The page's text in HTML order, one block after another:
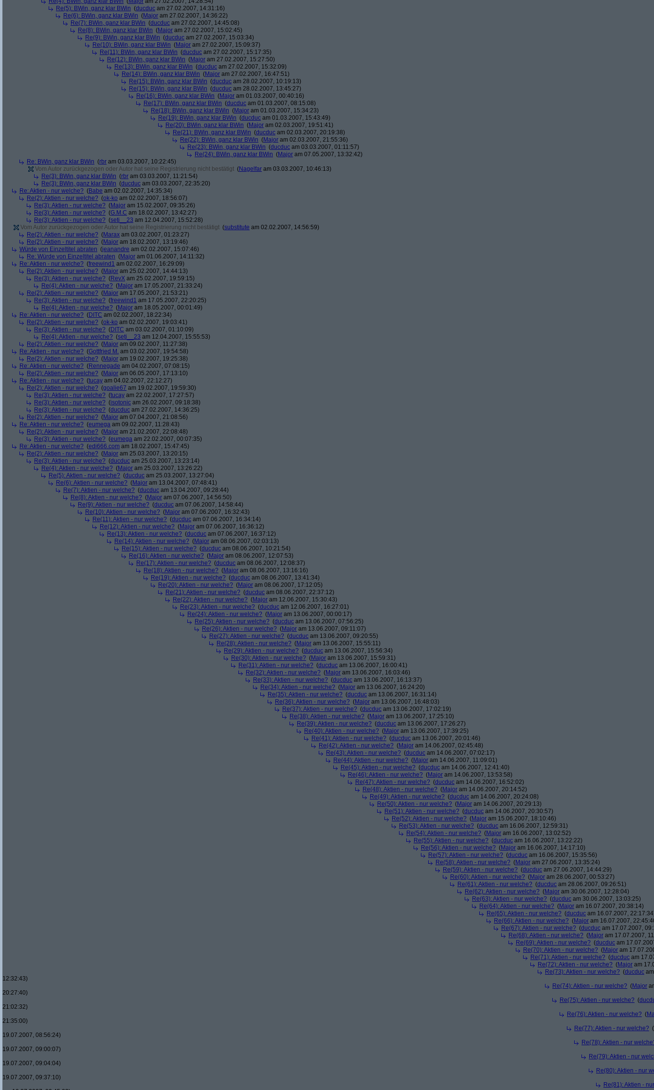
Re(5): BWin, ganz klar BWin (ducduc am 27.02.2007, 14:31:16)
Re(6): BWin, ganz klar BWin (Major am 27.02.2007, 14:36:22)
Re(7): BWin, ganz klar BWin (ducduc am 27.02.2007, 14:45:08)
Re(8): BWin, ganz klar BWin (Major am 27.02.2007, 15:02:45)
Re(9): BWin, ganz klar BWin (ducduc am 27.02.2007, 15:03:34)
Re(10): BWin, ganz klar BWin (Major am 27.02.2007, 15:09:37)
Re(11): BWin, ganz klar BWin (ducduc am 27.02.2007, 15:17:35)
Re(12): BWin, ganz klar BWin (Major am 27.02.2007, 15:27:50)
Re(13): BWin, ganz klar BWin (ducduc am 27.02.2007, 15:32:09)
Re(14): BWin, ganz klar BWin (Major am 27.02.2007, 16:47:51)
Re(15): BWin, ganz klar BWin (ducduc am 28.02.2007, 10:19:13)
Re(15): BWin, ganz klar BWin (ducduc am 28.02.2007, 13:45:27)
Re(16): BWin, ganz klar BWin (Major am 01.03.2007, 00:40:16)
Re(17): BWin, ganz klar BWin (ducduc am 01.03.2007, 08:15:08)
Re(18): BWin, ganz klar BWin (Major am 01.03.2007, 15:34:23)
Re(19): BWin, ganz klar BWin (ducduc am 01.03.2007, 15:43:49)
Re(20): BWin, ganz klar BWin (Major am 02.03.2007, 19:51:41)
Re(21): BWin, ganz klar BWin (ducduc am 02.03.2007, 20:19:38)
Re(22): BWin, ganz klar BWin (Major am 02.03.2007, 21:55:36)
Re(23): BWin, ganz klar BWin (ducduc am 03.03.2007, 01:11:57)
Re(24): BWin, ganz klar BWin (Major am 07.05.2007, 13:32:42)
Re: BWin, ganz klar BWin (rbr am 03.03.2007, 10:22:45)
Vom Autor zurückgezogen oder Autor hat seine Registrierung nicht bestätigt (Nagelfar am 03.03.2007, 10:46:13)
Re(3): BWin, ganz klar BWin (rbr am 03.03.2007, 11:21:54)
Re(3): BWin, ganz klar BWin (ducduc am 03.03.2007, 22:35:20)
Re: Aktien - nur welche? (Babe am 02.02.2007, 14:35:34)
Re(2): Aktien - nur welche? (ok-ko am 02.02.2007, 18:56:07)
Re(3): Aktien - nur welche? (Major am 15.02.2007, 09:35:26)
Re(3): Aktien - nur welche? (G.M.C am 18.02.2007, 13:42:27)
Re(3): Aktien - nur welche? (seti__23 am 12.04.2007, 15:52:28)
Vom Autor zurückgezogen oder Autor hat seine Registrierung nicht bestätigt (substitute am 02.02.2007, 14:56:59)
Re(2): Aktien - nur welche? (Marax am 03.02.2007, 01:23:27)
Re(2): Aktien - nur welche? (Major am 18.02.2007, 13:19:46)
Würde von Einzeltitel abraten (jeanandre am 02.02.2007, 15:07:46)
Re: Würde von Einzeltitel abraten (Major am 01.06.2007, 14:11:32)
Re: Aktien - nur welche? (freewind1 am 02.02.2007, 16:29:09)
Re(2): Aktien - nur welche? (Major am 25.02.2007, 14:44:13)
Re(3): Aktien - nur welche? (RevX am 25.02.2007, 19:59:15)
Re(4): Aktien - nur welche? (Major am 17.05.2007, 21:33:24)
Re(2): Aktien - nur welche? (Major am 17.05.2007, 21:53:21)
Re(3): Aktien - nur welche? (freewind1 am 17.05.2007, 22:20:25)
Re(4): Aktien - nur welche? (Major am 18.05.2007, 00:01:49)
Re: Aktien - nur welche? (DITC am 02.02.2007, 18:22:34)
Re(2): Aktien - nur welche? (ok-ko am 02.02.2007, 19:03:41)
Re(3): Aktien - nur welche? (DITC am 03.02.2007, 01:10:09)
Re(4): Aktien - nur welche? (seti__23 am 12.04.2007, 15:55:53)
Re(2): Aktien - nur welche? (Major am 09.02.2007, 11:27:38)
Re: Aktien - nur welche? (Gottfried M. am 03.02.2007, 19:54:58)
Re(2): Aktien - nur welche? (Major am 19.02.2007, 19:25:38)
Re: Aktien - nur welche? (Rennegade am 04.02.2007, 07:08:15)
Re(2): Aktien - nur welche? (Major am 06.05.2007, 17:13:10)
Re: Aktien - nur welche? (tucay am 04.02.2007, 22:12:27)
Re(2): Aktien - nur welche? (goalie67 am 19.02.2007, 19:59:30)
Re(3): Aktien - nur welche? (tucay am 22.02.2007, 17:27:57)
Re(3): Aktien - nur welche? (isotonic am 26.02.2007, 09:18:38)
Re(3): Aktien - nur welche? (ducduc am 27.02.2007, 14:36:25)
Re(2): Aktien - nur welche? (Major am 07.04.2007, 21:08:56)
Re: Aktien - nur welche? (eumega am 09.02.2007, 11:28:43)
Re(2): Aktien - nur welche? (Major am 21.02.2007, 22:08:48)
Re(3): Aktien - nur welche? (eumega am 22.02.2007, 00:07:35)
Re: Aktien - nur welche? (edi666.com am 18.02.2007, 15:47:45)
Re(2): Aktien - nur welche? (Major am 25.03.2007, 13:20:15)
Re(3): Aktien - nur welche? (ducduc am 25.03.2007, 13:23:14)
Re(4): Aktien - nur welche? (Major am 25.03.2007, 13:26:22)
Re(5): Aktien - nur welche? (ducduc am 25.03.2007, 13:27:04)
Re(6): Aktien - nur welche? (Major am 13.04.2007, 07:48:41)
Re(7): Aktien - nur welche? (ducduc am 13.04.2007, 09:28:44)
Re(8): Aktien - nur welche? (Major am 07.06.2007, 14:56:50)
Re(9): Aktien - nur welche? (ducduc am 07.06.2007, 14:58:44)
Re(10): Aktien - nur welche? (Major am 07.06.2007, 16:32:43)
Re(11): Aktien - nur welche? (ducduc am 07.06.2007, 16:34:14)
Re(12): Aktien - nur welche? (Major am 07.06.2007, 16:36:12)
Re(13): Aktien - nur welche? (ducduc am 07.06.2007, 16:37:12)
Re(14): Aktien - nur welche? (Major am 08.06.2007, 02:03:13)
Re(15): Aktien - nur welche? (ducduc am 08.06.2007, 10:21:54)
Re(16): Aktien - nur welche? (Major am 08.06.2007, 12:07:53)
Re(17): Aktien - nur welche? (ducduc am 08.06.2007, 12:08:37)
Re(18): Aktien - nur welche? (Major am 08.06.2007, 13:16:16)
Re(19): Aktien - nur welche? (ducduc am 08.06.2007, 13:41:34)
Re(20): Aktien - nur welche? (Major am 08.06.2007, 17:12:05)
Re(21): Aktien - nur welche? (ducduc am 08.06.2007, 22:37:12)
Re(22): Aktien - nur welche? (Major am 12.06.2007, 15:30:43)
Re(23): Aktien - nur welche? (ducduc am 12.06.2007, 16:27:01)
Re(24): Aktien - nur welche? (Major am 13.06.2007, 00:00:17)
Re(25): Aktien - nur welche? (ducduc am 13.06.2007, 07:56:25)
Re(26): Aktien - nur welche? (Major am 13.06.2007, 09:11:07)
Re(27): Aktien - nur welche? (ducduc am 13.06.2007, 09:20:55)
Re(28): Aktien - nur welche? (Major am 13.06.2007, 15:55:11)
Re(29): Aktien - nur welche? (ducduc am 13.06.2007, 15:56:34)
Re(30): Aktien - nur welche? (Major am 13.06.2007, 15:59:31)
Re(31): Aktien - nur welche? (ducduc am 13.06.2007, 16:00:41)
Re(32): Aktien - nur welche? (Major am 13.06.2007, 16:03:46)
Re(33): Aktien - nur welche? (ducduc am 13.06.2007, 16:13:37)
Re(34): Aktien - nur welche? (Major am 13.06.2007, 16:24:20)
Re(35): Aktien - nur welche? (ducduc am 13.06.2007, 16:31:14)
Re(36): Aktien - nur welche? (Major am 13.06.2007, 16:48:03)
Re(37): Aktien - nur welche? (ducduc am 13.06.2007, 17:02:19)
Re(38): Aktien - nur welche? (Major am 13.06.2007, 17:25:10)
Re(39): Aktien - nur welche? (ducduc am 13.06.2007, 17:26:27)
Re(40): Aktien - nur welche? (Major am 13.06.2007, 17:39:25)
Re(41): Aktien - nur welche? (ducduc am 13.06.2007, 20:01:46)
Re(42): Aktien - nur welche? (Major am 14.06.2007, 02:45:48)
Re(43): Aktien - nur welche? (ducduc am 14.06.2007, 07:02:17)
Re(44): Aktien - nur welche? (Major am 14.06.2007, 11:09:01)
Re(45): Aktien - nur welche? (ducduc am 14.06.2007, 12:41:40)
Re(46): Aktien - nur welche? (Major am 14.06.2007, 13:53:58)
Re(47): Aktien - nur welche? (ducduc am 14.06.2007, 16:52:02)
Re(48): Aktien - nur welche? (Major am 14.06.2007, 20:14:52)
Re(49): Aktien - nur welche? (ducduc am 14.06.2007, 20:24:08)
Re(50): Aktien - nur welche? (Major am 14.06.2007, 20:29:13)
Re(51): Aktien - nur welche? (ducduc am 14.06.2007, 20:30:57)
Re(52): Aktien - nur welche? (Major am 15.06.2007, 18:10:46)
Re(53): Aktien - nur welche? (ducduc am 16.06.2007, 12:59:31)
Re(54): Aktien - nur welche? (Major am 16.06.2007, 13:02:52)
Re(55): Aktien - nur welche? (ducduc am 16.06.2007, 13:22:22)
Re(56): Aktien - nur welche? (Major am 16.06.2007, 14:17:10)
Re(57): Aktien - nur welche? (ducduc am 16.06.2007, 15:35:56)
Re(58): Aktien - nur welche? (Major am 27.06.2007, 13:35:24)
Re(59): Aktien - nur welche? (ducduc am 27.06.2007, 14:44:29)
Re(60): Aktien - nur welche? (Major am 28.06.2007, 00:53:27)
Re(61): Aktien - nur welche? (ducduc am 28.06.2007, 09:26:51)
Re(62): Aktien - nur welche? (Major am 30.06.2007, 12:28:04)
Re(63): Aktien - nur welche? (ducduc am 30.06.2007, 13:03:25)
Re(64): Aktien - nur welche? (Major am 16.07.2007, 20:38:14)
Re(65): Aktien - nur welche? (ducduc am 16.07.2007,
Re(66): Aktien - nur welche? (Major am 16.07.2007,
Re(67): Aktien - nur welche? (ducduc am 17.07.2007,
Re(68): Aktien - nur welche? (Major am 17.07.2007,
Re(69): Aktien - nur welche? (ducduc am
Re(70): Aktien - nur welche? (Major am
Re(71): Aktien - nur welche? (ducduc am
Re(72): Aktien - nur welche? (Major am
Re(73): Aktien - nur welche? (ducduc
12:32:43)
Re(74): Aktien - nur welche? (Major
20:27:40)
Re(75): Aktien - nur welche? (
21:02:32)
Re(76): Aktien - nur welche? (
21:35:00)
Re(77): Aktien - nur welche? (
19.07.2007, 08:56:24)
Re(78): Aktien - nur
19.07.2007, 09:00:07)
Re(79): Aktien - nur
19.07.2007, 09:04:04)
Re(80): Aktien - nur
19.07.2007, 09:37:10)
Re(81): Aktien -